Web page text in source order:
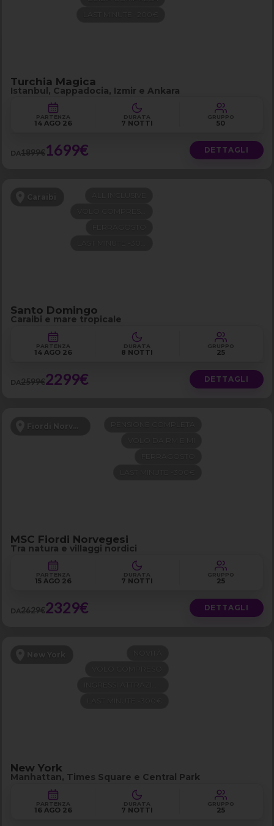
Turchia Magica
Istanbul, Cappadocia, Izmir e Ankara
PARTENZA
14 AGO 26
DURATA
7 NOTTI
GRUPPO
50
DA1899€1699€ DETTAGLI
Caraibi
Santo Domingo
Caraibi e mare tropicale
PARTENZA
14 AGO 26
DURATA
8 NOTTI
GRUPPO
25
DA2599€2299€ DETTAGLI
Fiordi Norvegesi
MSC Fiordi Norvegesi
Tra natura e villaggi nordici
PARTENZA
15 AGO 26
DURATA
7 NOTTI
GRUPPO
25
DA2629€2329€ DETTAGLI
New York
New York
Manhattan, Times Square e Central Park
PARTENZA
16 AGO 26
DURATA
7 NOTTI
GRUPPO
25